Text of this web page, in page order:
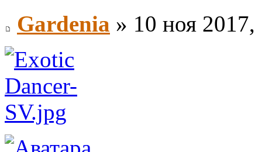
Gardenia » 10 ноя 2017,